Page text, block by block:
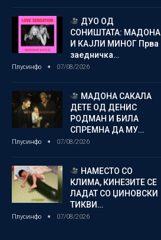
ДУО ОД
СОНИШТАТА: МАДОНА
И КАЈЛИ МИНОГ Прва
заедничка…
Плусинфо 07/08/2026
МАДОНА САКАЛА
ДЕТЕ ОД ДЕНИС
РОДМАН И БИЛА
СПРЕМНА ДА МУ…
Плусинфо 07/08/2026
НАМЕСТО СО
КЛИМА, КИНЕЗИТЕ СЕ
ЛАДАТ СО ЏИНОВСКИ
ТИКВИ…
Плусинфо 07/08/2026